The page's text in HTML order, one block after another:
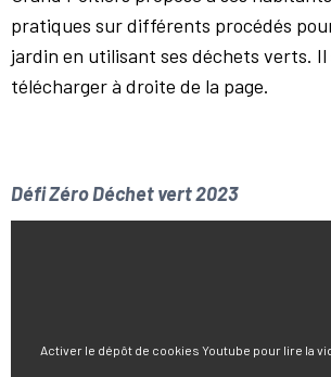
pratiques sur différents procédés
jardin en utilisant ses déchets verts.
télécharger à droite de la page.
Défi Zéro Déchet vert 2023
Activer le dépôt de cookies Youtube pour lire la